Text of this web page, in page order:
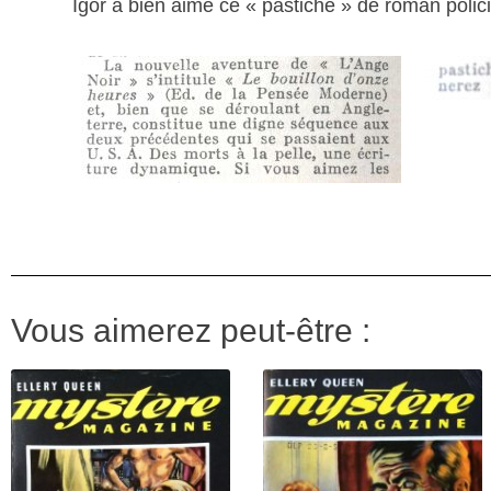
Igor a bien aimé ce « pastiche » de roman
Vous aimerez peut-être :